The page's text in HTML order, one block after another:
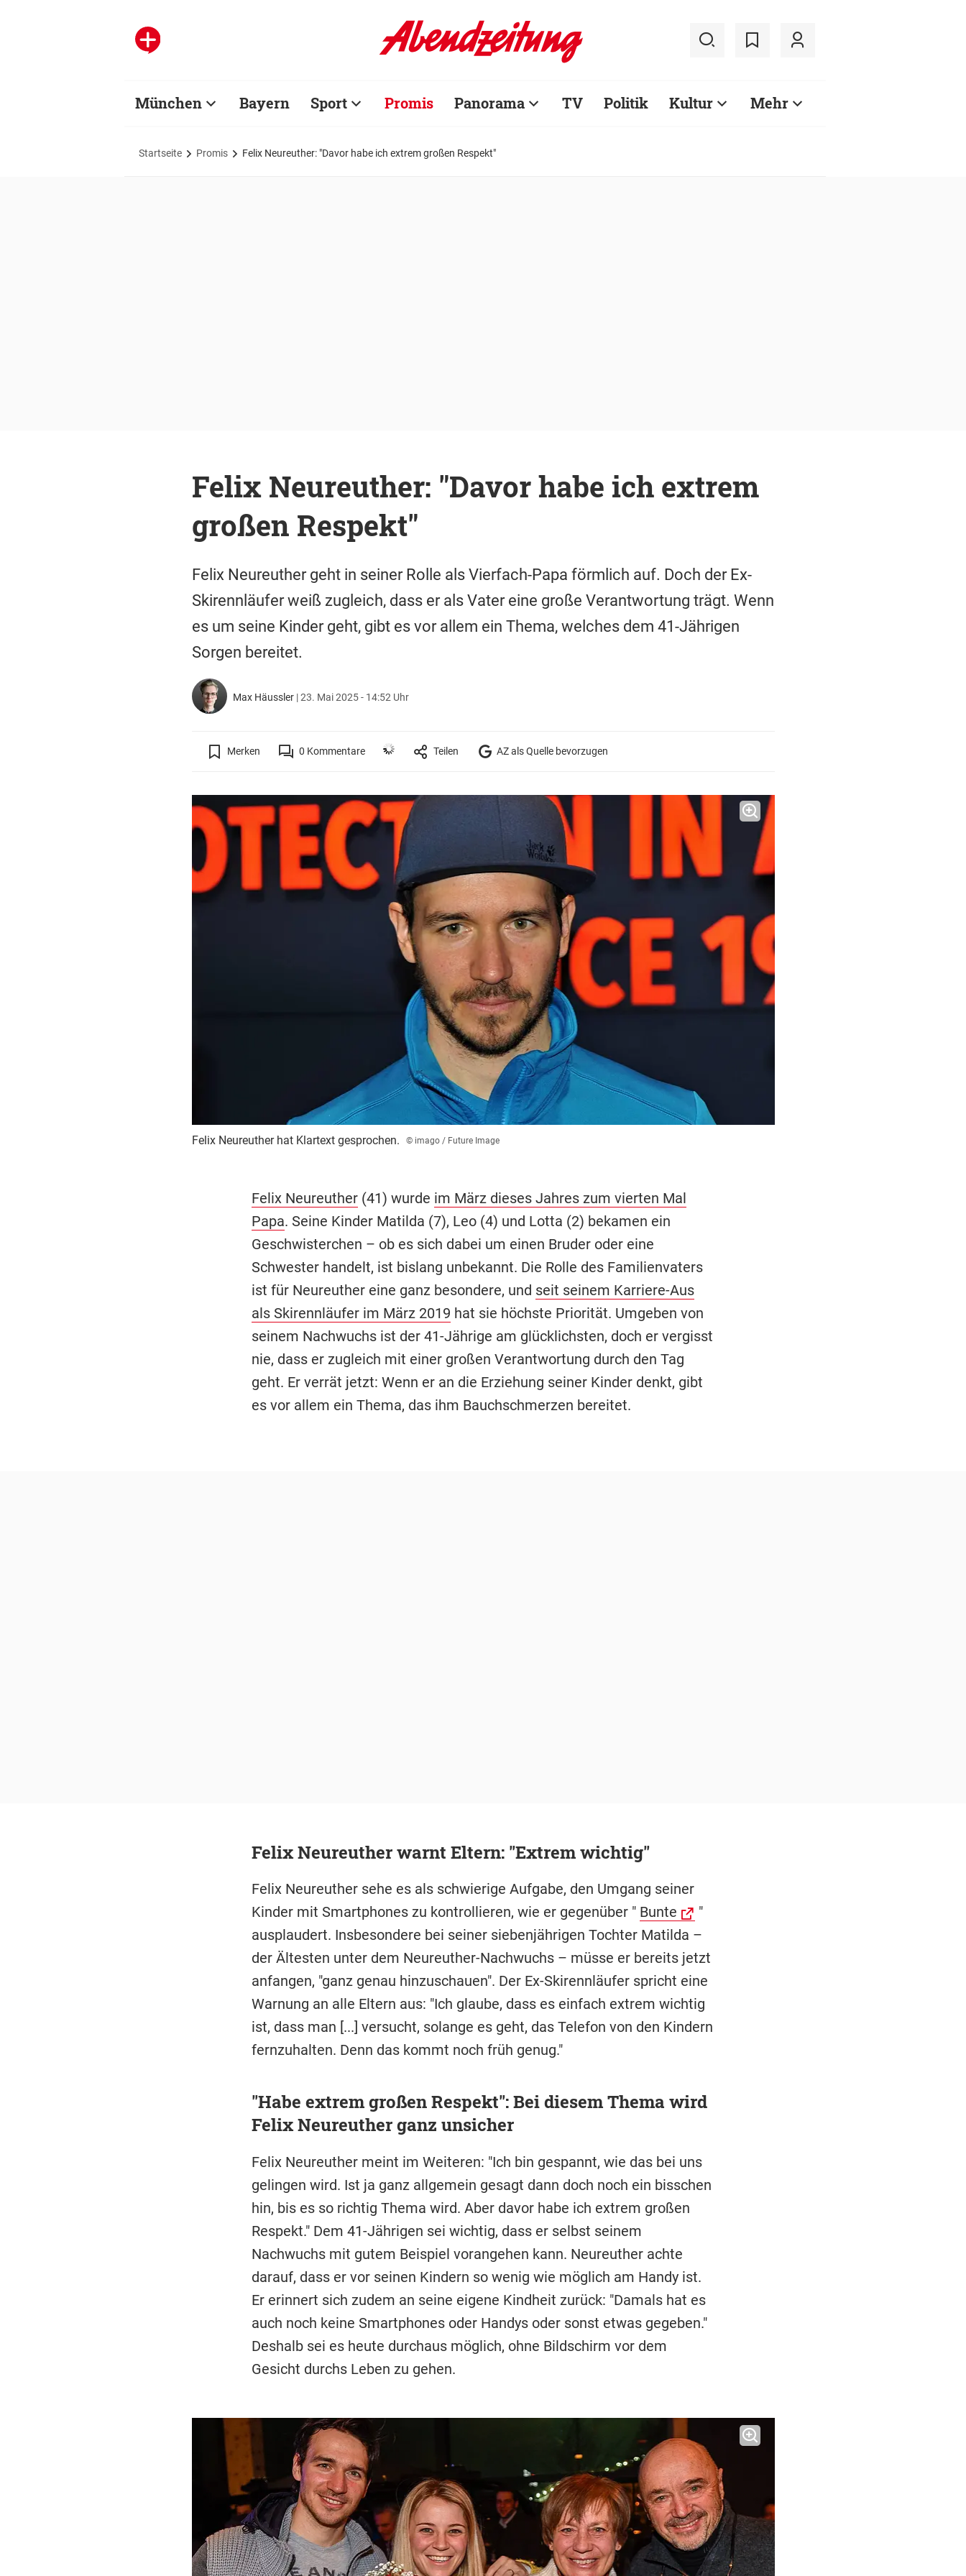
München Bayern Sport Promis Panorama TV Politik Kultur Mehr
Startseite Promis Felix Neureuther: "Davor habe ich extrem großen Respekt"
Felix Neureuther: "Davor habe ich extrem
großen Respekt"
Felix Neureuther geht in seiner Rolle als Vierfach-Papa förmlich auf. Doch der Ex-
Skirennläufer weiß zugleich, dass er als Vater eine große Verantwortung trägt. Wenn
es um seine Kinder geht, gibt es vor allem ein Thema, welches dem 41-Jährigen
Sorgen bereitet.
Max Häussler |23. Mai 2025 - 14:52 Uhr
Merken 0 Kommentare Teilen AZ als Quelle bevorzugen
Felix Neureuther hat Klartext gesprochen. © imago / Future Image
Felix Neureuther(41) wurde im März dieses Jahres zum vierten Mal
Papa. Seine Kinder Matilda (7), Leo (4) und Lotta (2) bekamen ein
Geschwisterchen – ob es sich dabei um einen Bruder oder eine
Schwester handelt, ist bislang unbekannt. Die Rolle des Familienvaters
ist für Neureuther eine ganz besondere, und seit seinem Karriere-Aus
als Skirennläufer im März 2019 hat sie höchste Priorität. Umgeben von
seinem Nachwuchs ist der 41-Jährige am glücklichsten, doch er vergisst
nie, dass er zugleich mit einer großen Verantwortung durch den Tag
geht. Er verrät jetzt: Wenn er an die Erziehung seiner Kinder denkt, gibt
es vor allem ein Thema, das ihm Bauchschmerzen bereitet.
Felix Neureuther warnt Eltern: "Extrem wichtig"
Felix Neureuther sehe es als schwierige Aufgabe, den Umgang seiner
Kinder mit Smartphones zu kontrollieren, wie er gegenüber " Bunte
"
ausplaudert. Insbesondere bei seiner siebenjährigen Tochter Matilda –
der Ältesten unter dem Neureuther-Nachwuchs – müsse er bereits jetzt
anfangen, "ganz genau hinzuschauen". Der Ex-Skirennläufer spricht eine
Warnung an alle Eltern aus: "Ich glaube, dass es einfach extrem wichtig
ist, dass man [...] versucht, solange es geht, das Telefon von den Kindern
fernzuhalten. Denn das kommt noch früh genug."
"Habe extrem großen Respekt": Bei diesem Thema wird
Felix Neureuther ganz unsicher
Felix Neureuther meint im Weiteren: "Ich bin gespannt, wie das bei uns
gelingen wird. Ist ja ganz allgemein gesagt dann doch noch ein bisschen
hin, bis es so richtig Thema wird. Aber davor habe ich extrem großen
Respekt." Dem 41-Jährigen sei wichtig, dass er selbst seinem
Nachwuchs mit gutem Beispiel vorangehen kann. Neureuther achte
darauf, dass er vor seinen Kindern so wenig wie möglich am Handy ist.
Er erinnert sich zudem an seine eigene Kindheit zurück: "Damals hat es
auch noch keine Smartphones oder Handys oder sonst etwas gegeben."
Deshalb sei es heute durchaus möglich, ohne Bildschirm vor dem
Gesicht durchs Leben zu gehen.